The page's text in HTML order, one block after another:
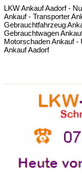
LKW Ankauf Aadorf -
Ankauf - Transporter
Gebrauchtfahrzeug
Gebrauchtwagen
Motorschaden Ankauf -
Ankauf Aadorf